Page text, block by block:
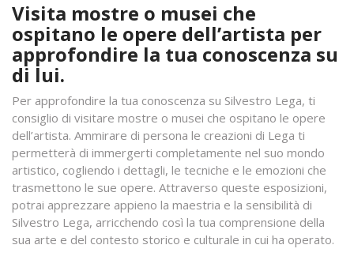
Visita mostre o musei che
ospitano le opere dell’artista per
approfondire la tua conoscenza su
di lui.
Per approfondire la tua conoscenza su Silvestro Lega, ti
consiglio di visitare mostre o musei che ospitano le opere
dell’artista. Ammirare di persona le creazioni di Lega ti
permetterà di immergerti completamente nel suo mondo
artistico, cogliendo i dettagli, le tecniche e le emozioni che
trasmettono le sue opere. Attraverso queste esposizioni,
potrai apprezzare appieno la maestria e la sensibilità di
Silvestro Lega, arricchendo così la tua comprensione della
sua arte e del contesto storico e culturale in cui ha operato.